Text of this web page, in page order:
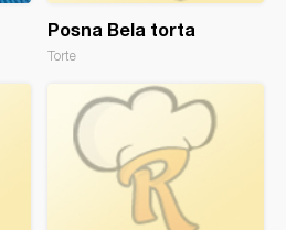
Posna Bela torta
Torte